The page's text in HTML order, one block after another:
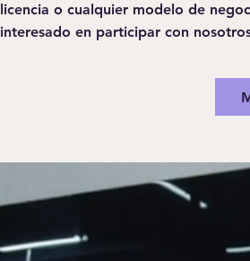
licencia o cualquier modelo de
interesado en participar con